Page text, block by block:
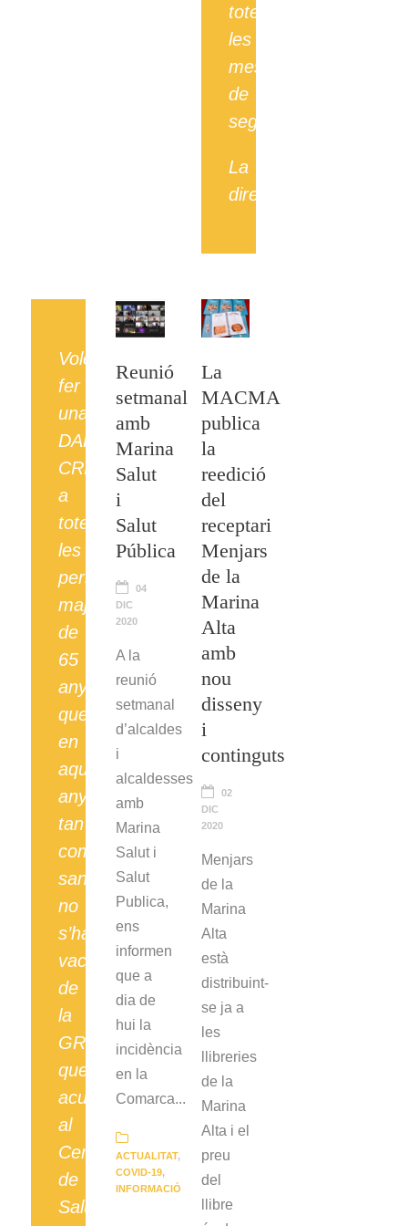
totes
les
mesures
de
seguretat.
La
directiva.
Volem
fer
una
DARRERA
CRIDA
a
totes
les
persones
majors
de
65
anys
que
en
aquest
any
tan
complex
sanitàriament
no
s’han
vacunat
de
la
GRIP,
que
acudeixin
al
Centre
de
Salut
Reunió
setmanal
amb
Marina
Salut
i
Salut
Pública
04
DIC
2020
A la
reunió
setmanal
d’alcaldes
i
alcaldesses
amb
Marina
Salut i
Salut
Publica,
ens
informen
que a
dia de
hui la
incidència
en la
Comarca...
ACTUALITAT,
COVID-19,
INFORMACIÓ
La
MACMA
publica
la
reedició
del
receptari
Menjars
de la
Marina
Alta
amb
nou
disseny
i
continguts
02
DIC
2020
Menjars
de la
Marina
Alta
està
distribuint-
se ja a
les
llibreries
de la
Marina
Alta i el
preu
del
llibre